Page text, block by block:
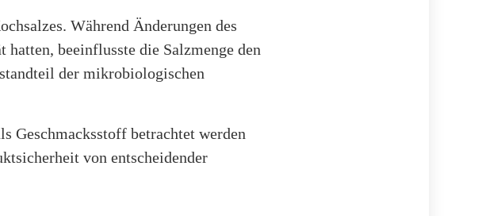
Während Änderungen des
beeinflusste die Salzmenge den
der mikrobiologischen
Geschmacksstoff betrachtet werden
von entscheidender